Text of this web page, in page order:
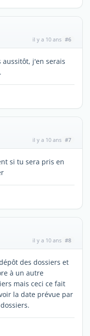
il y a 10 ans #6
aussitôt, j'en serais
il y a 10 ans #7
si tu sera pris en
il y a 10 ans #8
des dossiers et
à un autre
mais ceci ce fait
la date prévue par